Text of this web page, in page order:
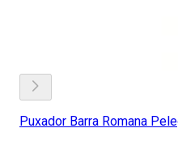
Puxador Barra Romana